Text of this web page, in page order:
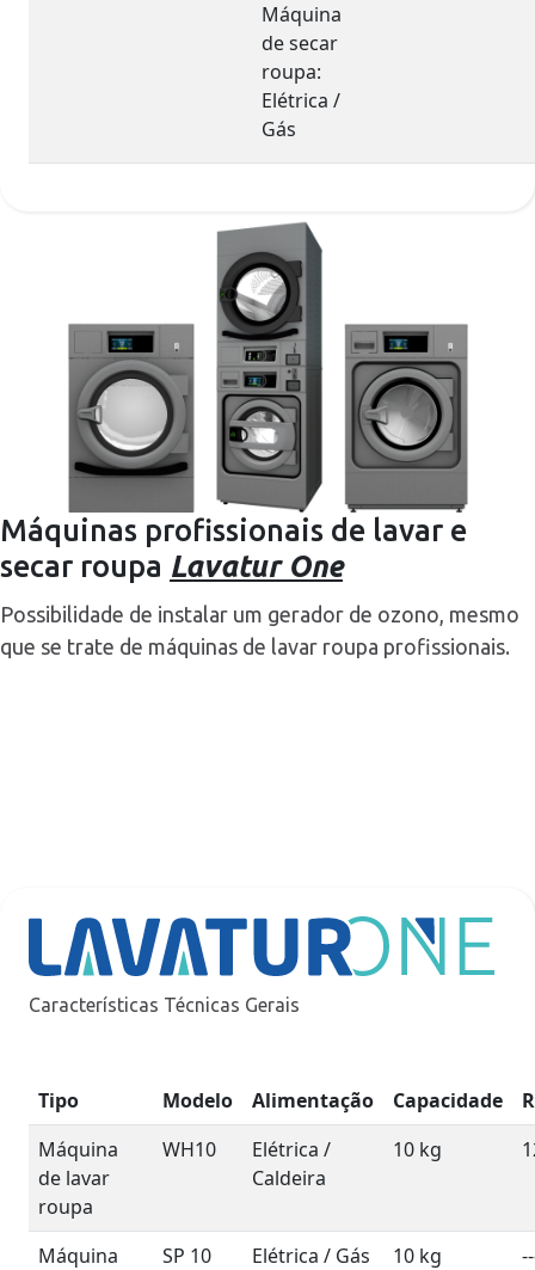
Máquina
de secar
roupa:
Elétrica /
Gás
Máquinas profissionais de lavar e
secar roupa Lavatur One
Possibilidade de instalar um gerador de ozono, mesmo
que se trate de máquinas de lavar roupa profissionais.
Características Técnicas Gerais
Tipo Modelo Alimentação Capacidade
Máquina
de lavar
roupa
WH10
Elétrica /
Caldeira
10 kg
Máquina
SP 10 Elétrica / Gás 10 kg